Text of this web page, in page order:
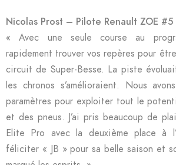
Nicolas Prost – Pilote Renault ZOE
« Avec une seule course au
rapidement trouver vos repères pour
circuit de Super-Besse. La piste
les chronos s’amélioraient. Nous
paramètres pour exploiter tout le
et des pneus. J’ai pris beaucoup de
Elite Pro avec la deuxième place à
féliciter « JB » pour sa belle saison et